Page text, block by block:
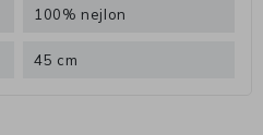
100% nejlon
45 cm